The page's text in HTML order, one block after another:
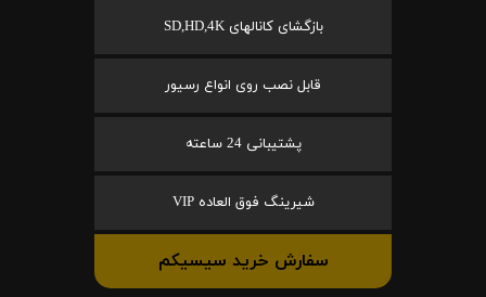
بازگشای کانالهای SD,HD,4K
قابل نصب روی انواع رسیور
پشتیبانی 24 ساعته
شیرینگ فوق العاده VIP
سفارش خرید سیسیکم